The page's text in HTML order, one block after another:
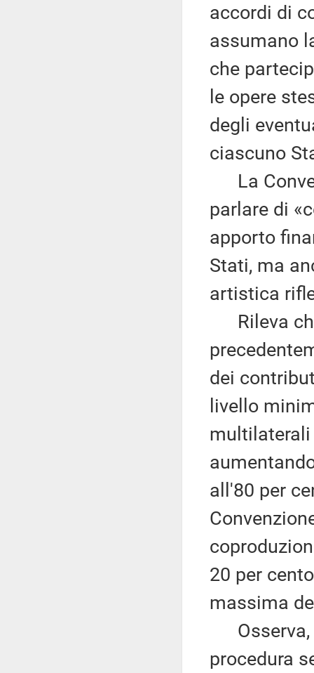
accordi di
assumano
che
le opere
degli
ciascuno
La
parlare di
apporto
Stati, ma
artistica
Rileva
dei
livello
multilaterali
all'80 per
20 per
massima
Osserva,
procedura